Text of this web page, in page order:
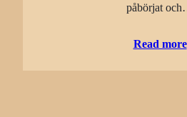
påbörjat
Read more